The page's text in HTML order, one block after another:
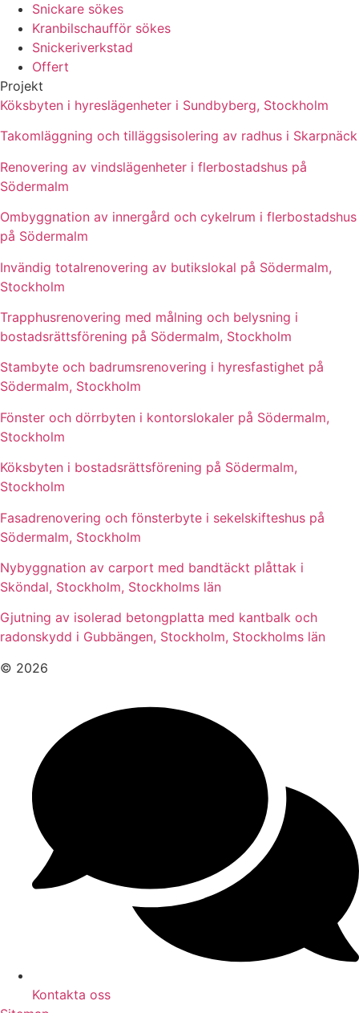
Snickare sökes
Kranbilschaufför sökes
Snickeriverkstad
Offert
Projekt
Köksbyten i hyreslägenheter i Sundbyberg, Stockholm
Takomläggning och tilläggsisolering av radhus i Skarpnäck
Renovering av vindslägenheter i flerbostadshus på
Södermalm
Ombyggnation av innergård och cykelrum i flerbostadshus
på Södermalm
Invändig totalrenovering av butikslokal på Södermalm,
Stockholm
Trapphusrenovering med målning och belysning i
bostadsrättsförening på Södermalm, Stockholm
Stambyte och badrumsrenovering i hyresfastighet på
Södermalm, Stockholm
Fönster och dörrbyten i kontorslokaler på Södermalm,
Stockholm
Köksbyten i bostadsrättsförening på Södermalm,
Stockholm
Fasadrenovering och fönsterbyte i sekelskifteshus på
Södermalm, Stockholm
Nybyggnation av carport med bandtäckt plåttak i
Sköndal, Stockholm, Stockholms län
Gjutning av isolerad betongplatta med kantbalk och
radonskydd i Gubbängen, Stockholm, Stockholms län
© 2026
Kontakta oss